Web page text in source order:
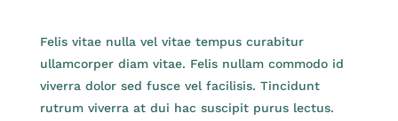
Felis vitae nulla vel vitae tempus curabitur
ullamcorper diam vitae. Felis nullam commodo id
viverra dolor sed fusce vel facilisis. Tincidunt
rutrum viverra at dui hac suscipit purus lectus.